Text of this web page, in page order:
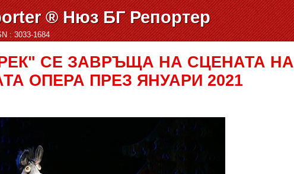
: 3033-1684
® Нюз БГ Репортер
СЕ ЗАВРЪЩА НА СЦЕНАТА НА
ОПЕРА ПРЕЗ ЯНУАРИ 2021